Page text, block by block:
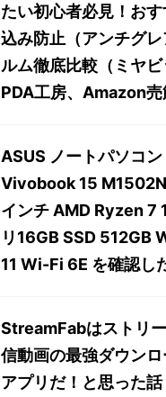
たい初心者必見！おす
込み防止（アンチグレ
ルム徹底比較（ミヤビ
PDA工房、Amazon売
ASUS ノートパソコン
Vivobook 15
インチ AMD Ryzen 7
リ16GB SSD 512GB
11 Wi-Fi 6E を確認し
StreamFabはストリ
信動画の最強ダウン
アプリだ！と思った